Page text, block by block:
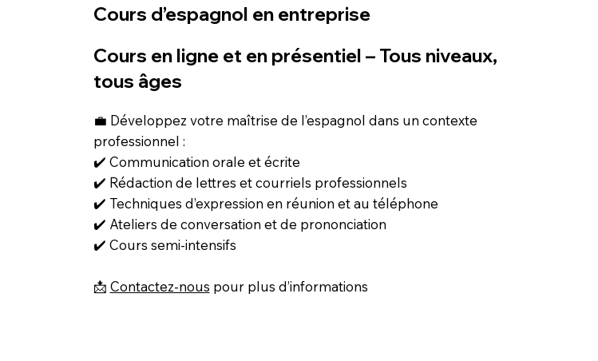
Cours d’espagnol en entreprise
Cours en ligne et en présentiel – Tous niveaux,
tous âges
💼 Développez votre maîtrise de l’espagnol dans un contexte
professionnel :
✔️ Communication orale et écrite
✔️ Rédaction de lettres et courriels professionnels
✔️ Techniques d’expression en réunion et au téléphone
✔️ Ateliers de conversation et de prononciation
✔️ Cours semi-intensifs
📩 Contactez-nous pour plus d’informations